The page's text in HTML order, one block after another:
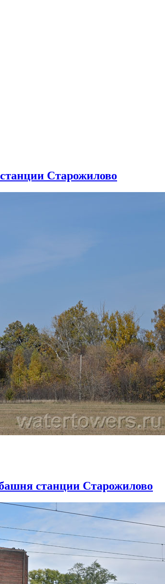
Старожилово
станции Старожилово